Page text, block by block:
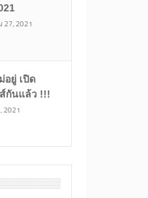
2021
อยู่ เปิด
กันแล้ว !!!
2021